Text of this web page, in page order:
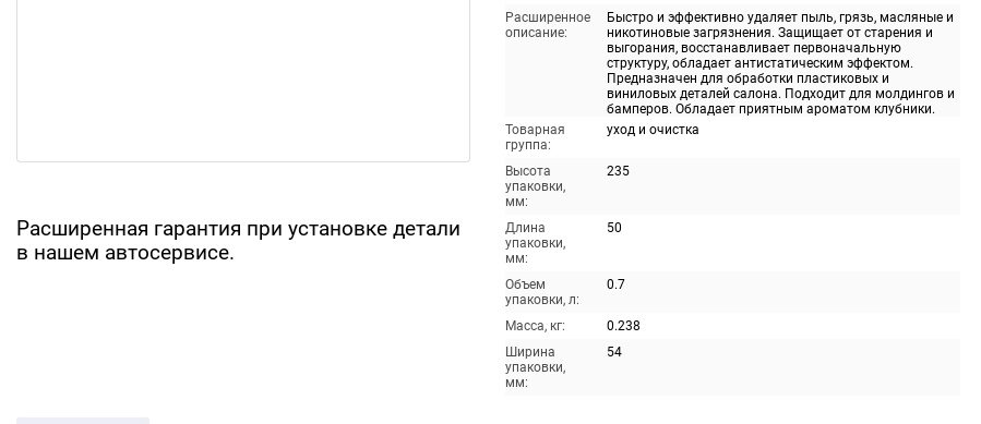
Расширенная гарантия при установке детали
в нашем автосервисе.
Расширенное
описание:
Быстро и эффективно удаляет пыль, грязь, масляные и
никотиновые загрязнения. Защищает от старения и
выгорания, восстанавливает первоначальную
структуру, обладает антистатическим эффектом.
Предназначен для обработки пластиковых и
виниловых деталей салона. Подходит для молдингов и
бамперов. Обладает приятным ароматом клубники.
Товарная
группа:
уход и очистка
Высота
упаковки,
мм:
235
Длина
упаковки,
мм:
50
Объем
упаковки, л:
0.7
Масса, кг:
0.238
Ширина
упаковки,
мм:
54